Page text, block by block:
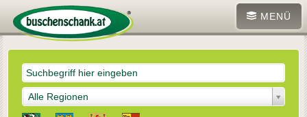
MENÜ
Alle Regionen